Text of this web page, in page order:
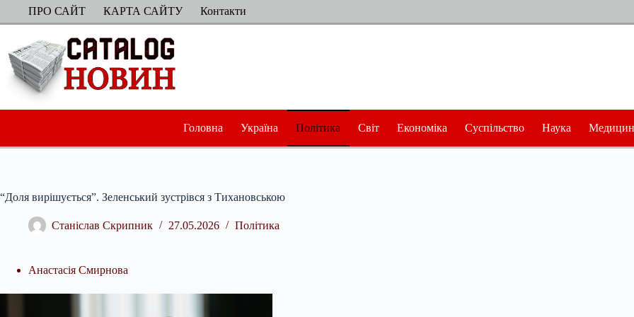
ПерейтиПРО САЙТ КАРТА САЙТУ Контакти
Головна Україна Політика Світ Економіка Суспільство Наука
“Доля вирішується”. Зеленський зустрівся з Тихановською
Станіслав Скрипник 27.05.2026 Політика
Анастасія Смирнова